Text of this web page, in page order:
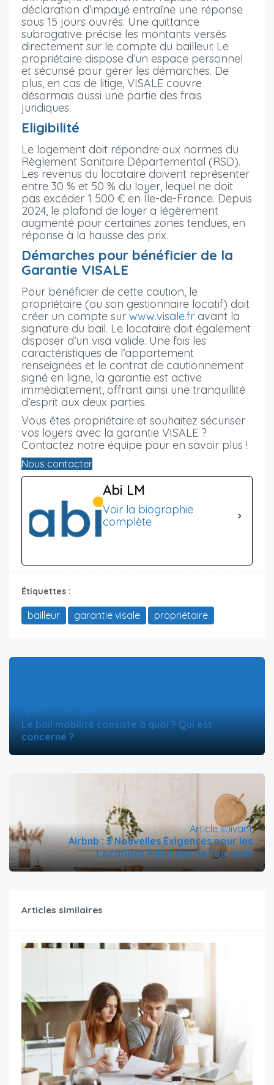
déclaration d’impayé entraîne une réponse
sous 15 jours ouvrés. Une quittance
subrogative précise les montants versés
directement sur le compte du bailleur. Le
propriétaire dispose d’un espace personnel
et sécurisé pour gérer les démarches. De
plus, en cas de litige, VISALE couvre
désormais aussi une partie des frais
juridiques.
Eligibilité
Le logement doit répondre aux normes du
Règlement Sanitaire Départemental (RSD).
Les revenus du locataire doivent représenter
entre 30 % et 50 % du loyer, lequel ne doit
pas excéder 1 500 € en Île-de-France. Depuis
2024, le plafond de loyer a légèrement
augmenté pour certaines zones tendues, en
réponse à la hausse des prix.
Démarches pour bénéficier de la
Garantie VISALE
Pour bénéficier de cette caution, le
propriétaire (ou son gestionnaire locatif) doit
créer un compte sur www.visale.fr avant la
signature du bail. Le locataire doit également
disposer d’un visa valide. Une fois les
caractéristiques de l’appartement
renseignées et le contrat de cautionnement
signé en ligne, la garantie est active
immédiatement, offrant ainsi une tranquillité
d’esprit aux deux parties.
Vous êtes propriétaire et souhaitez sécuriser
vos loyers avec la garantie VISALE ?
Contactez notre équipe pour en savoir plus !
Nous contacter
Abi LM
Voir la biographie
complète
Étiquettes :
bailleur garantie visale propriétaire
Article précédent
Le bail mobilité consiste à quoi ? Qui est
concerné ?
Article suivant
Airbnb : 3 Nouvelles Exigences pour les
Locations Meublées de Tourisme
Articles similaires